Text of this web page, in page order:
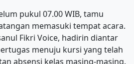
pukul 07.00 WIB, tamu
memasuki tempat acara.
Fikri Voice, hadirin diantar
menuju kursi yang telah
absensi kelas masing-masing.